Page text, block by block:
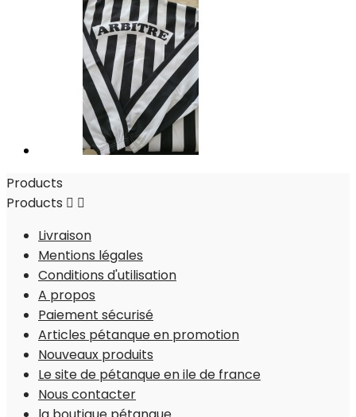
Products
Products  
Livraison
Mentions légales
Conditions d'utilisation
A propos
Paiement sécurisé
Articles pétanque en promotion
Nouveaux produits
Le site de pétanque en ile de france
Nous contacter